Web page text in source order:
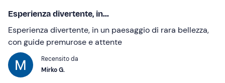
Esperienza divertente, in...
Esperienza divertente, in un paesaggio di rara bellezza,
con guide premurose e attente
Recensito da
Mirko G.